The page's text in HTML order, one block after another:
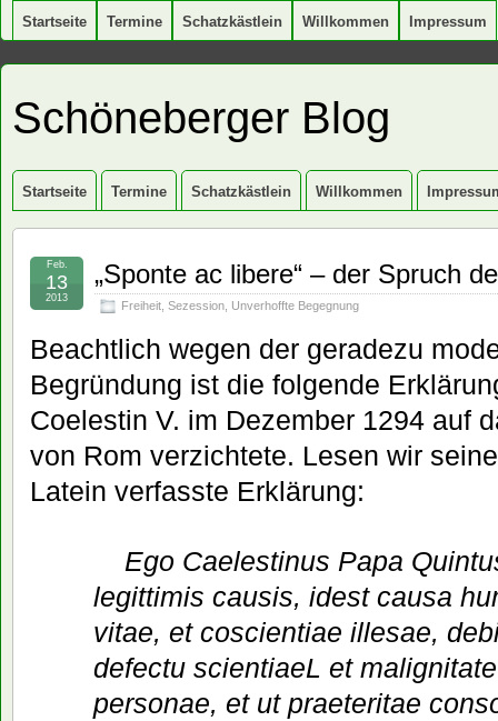
Startseite Termine Schatzkästlein Willkommen Impressum
Schöneberger Blog
Startseite Termine Schatzkästlein Willkommen
„Sponte ac libere“ – der Spruch
Freiheit Sezession Unverhoffte Begegnung
Feb.
13
2013
Beachtlich wegen der geradezu
Begründung ist die folgende
Coelestin V. im Dezember 1294 auf
von Rom verzichtete. Lesen wir
Latein verfasste Erklärung:
Ego Caelestinus Papa
legittimis causis, idest causa
vitae, et coscientiae illesae,
defectu scientiaeL et
personae, et ut praeteritae